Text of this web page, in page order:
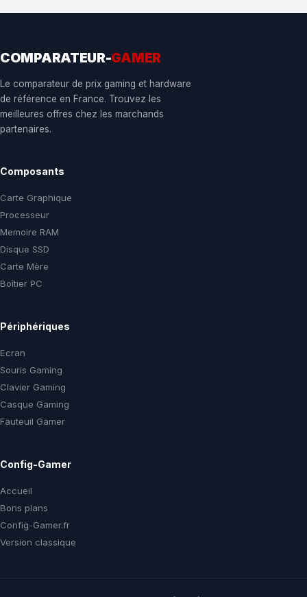
COMPARATEUR-GAMER
Le comparateur de prix gaming et hardware
de référence en France. Trouvez les
meilleures offres chez les marchands
partenaires.
Composants
Carte Graphique
Processeur
Memoire RAM
Disque SSD
Carte Mère
Boîtier PC
Périphériques
Ecran
Souris Gaming
Clavier Gaming
Casque Gaming
Fauteuil Gamer
Config-Gamer
Accueil
Bons plans
Config-Gamer.fr
Version classique